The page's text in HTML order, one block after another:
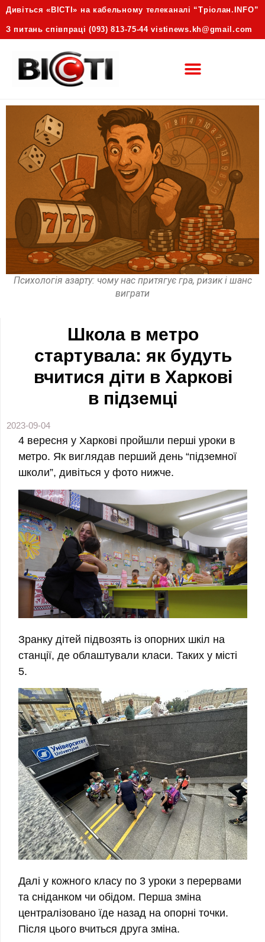
Дивіться «ВІСТІ» на кабельному телеканалі “Трiолан.INFO”
З питань співпраці (093) 813-75-44 vistinews.kh@gmail.com
Психологія азарту: чому нас притягує гра, ризик і шанс
виграти
Школа в метро
стартувала: як будуть
вчитися діти в Харкові
в підземці
2023-09-04
4 вересня у Харкові пройшли перші уроки в
метро. Як виглядав перший день “підземної
школи”, дивіться у фото нижче.
Зранку дітей підвозять із опорних шкіл на
станції, де облаштували класи. Таких у місті
5.
Далі у кожного класу по 3 уроки з перервами
та сніданком чи обідом. Перша зміна
централізовано їде назад на опорні точки.
Після цього вчиться друга зміна.